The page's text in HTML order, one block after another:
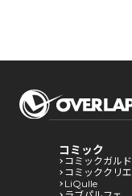
コミック
コミックガルド
コミッククリエ
LiQulle